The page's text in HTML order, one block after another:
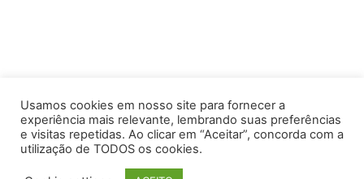
Usamos cookies em nosso site para fornecer a
experiência mais relevante, lembrando suas preferências
e visitas repetidas. Ao clicar em “Aceitar”, concorda com a
utilização de TODOS os cookies.